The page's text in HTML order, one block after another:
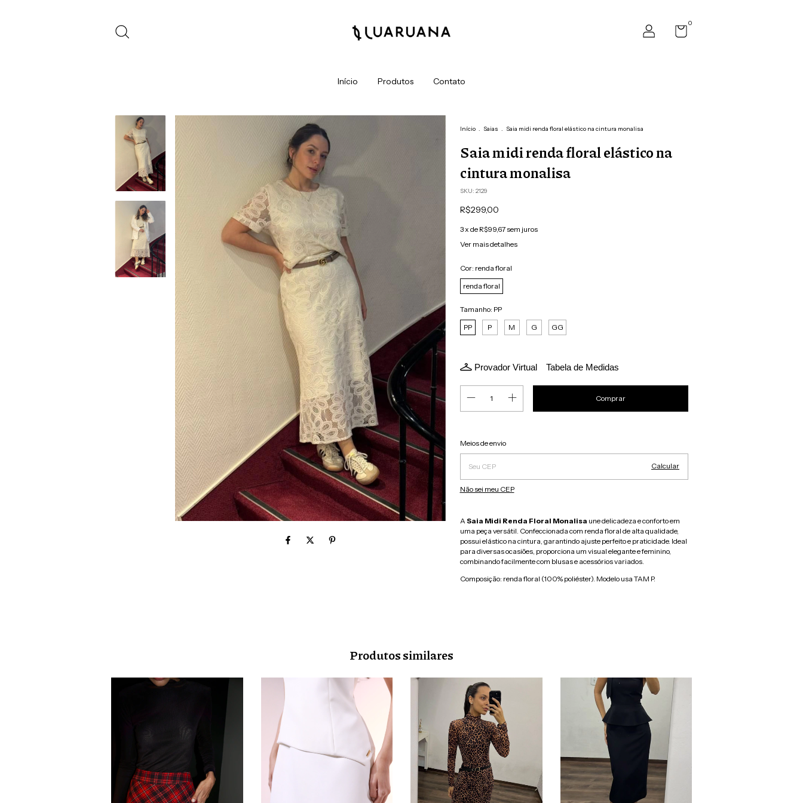
0
Início Produtos Contato
Início . Saias . Saia midi renda floral elástico na cintura monalisa
Saia midi renda floral elástico na
cintura monalisa
SKU: 2129
R$299,00
3 x de R$99,67sem juros
Ver mais detalhes
Cor: renda floral
renda floral
Tamanho: PP
PP
P M G GG
Provador Virtual Tabela de Medidas
Entregas para o CEP:
Meios de envio
Calcular
Não sei meu CEP
A Saia Midi Renda Floral Monalisa une delicadeza e conforto em
uma peça versátil. Confeccionada com renda floral de alta qualidade,
possui elástico na cintura, garantindo ajuste perfeito e praticidade. Ideal
para diversas ocasiões, proporciona um visual elegante e feminino,
combinando facilmente com blusas e acessórios variados.
Composição: renda floral (100% poliéster). Modelo usa TAM P.
Produtos similares